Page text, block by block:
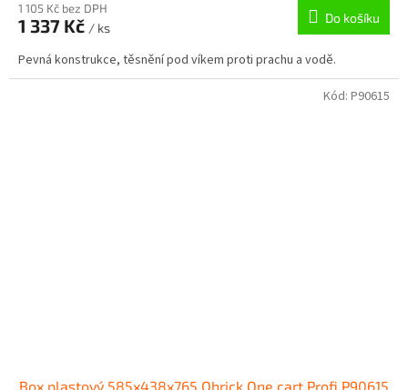
1 105 Kč bez DPH
1 337 Kč / ks
Do košíku
Pevná konstrukce, těsnění pod víkem proti prachu a vodě.
Box plastový 585x438x765 Qbrick One cart Profi P90615
Kód: P90615